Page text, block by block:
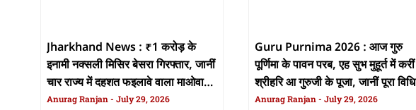
Jharkhand News : ₹1 करोड़ के
इनामी नक्सली मिसिर बेसरा गिरफ्तार, जानीं
चार राज्य में दहशत फइलावे वाला माओवादी
कमांडर के कहानी
Anurag Ranjan July 29, 2026
Guru Purnima 2026 : आज गुरु
पूर्णिमा के पावन परब, एह सुभ मुहूर्त में करीं
श्रीहरि आ गुरुजी के पूजा, जानीं पूरा विधि
Anurag Ranjan July 29, 2026